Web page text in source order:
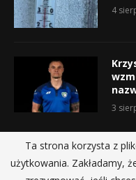
4
3
@2019
Ta strona korzysta z
użytkowania. Zakładamy,